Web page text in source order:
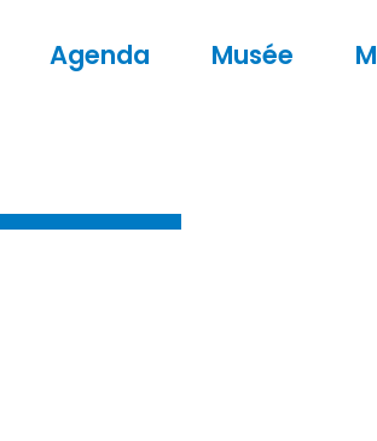
Agenda Musée